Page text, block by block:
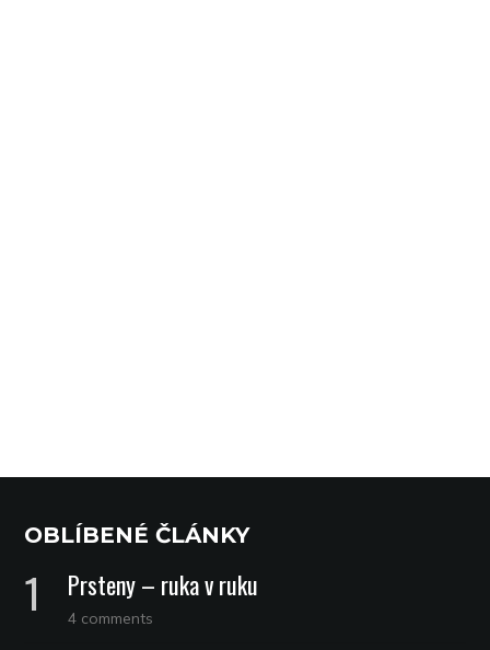
OBLÍBENÉ ČLÁNKY
Prsteny – ruka v ruku
4 comments